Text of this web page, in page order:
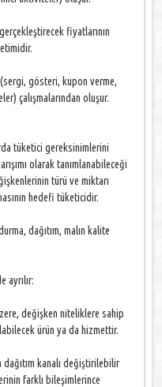
fiyatlarının
gösteri, kupon verme,
çalışmalarından oluşur.
tüketici gereksinimlerini
olarak tanımlanabileceği
türü ve miktarı
hedefi tüketicidir.
dağıtım, malın kalite
ayrılır:
değişken niteliklere sahip
ürün ya da hizmettir.
dağıtım kanalı değiştirilebilir
farklı bileşimlerince